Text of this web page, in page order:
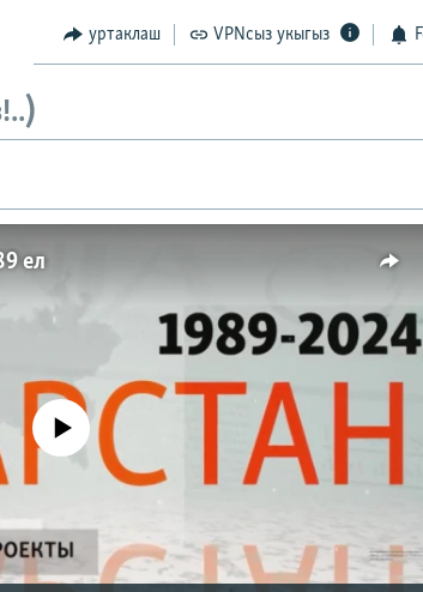
уртаклаш VPNсыз укыгыз
ел
currently available